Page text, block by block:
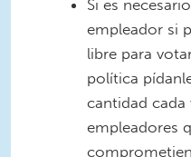
Si es
empleador si
libre para
política
cantidad cada
empleadores